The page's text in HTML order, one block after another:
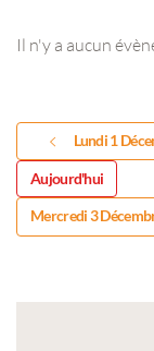
Il n'y a aucun
Lundi 1
Aujourd'hui
Mercredi 3